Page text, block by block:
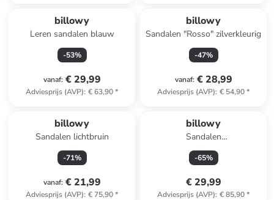
billowy
Leren sandalen blauw
-53%
vanaf: € 29,99
Adviesprijs (AVP): € 63,90*
billowy
Sandalen "Rosso" zilverkleurig
-47%
vanaf: € 28,99
Adviesprijs (AVP): € 54,90*
billowy
Sandalen lichtbruin
-71%
vanaf: € 21,99
Adviesprijs (AVP): € 75,90*
billowy
Sandalen
lichtbruin/meerkleurig
-65%
€ 29,99
Adviesprijs (AVP): € 85,90*